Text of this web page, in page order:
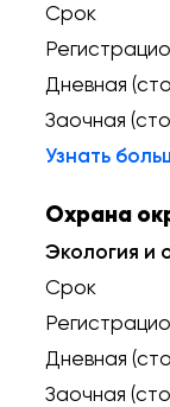
Срок
Дневная
Заочная
Узнать
Охрана
Экология и
Срок
Дневная
Заочная